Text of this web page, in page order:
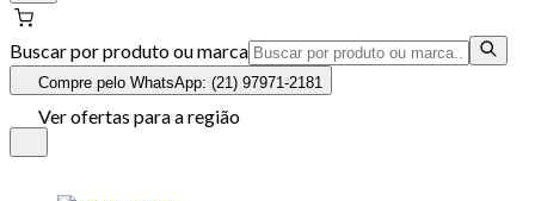
Buscar por produto ou marca
Compre pelo WhatsApp: (21) 97971-2181
Ver ofertas para a região